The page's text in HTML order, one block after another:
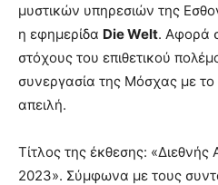
μυστικών υπηρεσιών της
η εφημερίδα Die Welt. Αφορά
στόχους του επιθετικού
συνεργασία της Μόσχας με το
απειλή.
Τίτλος της έκθεσης: «Διεθνής
2023». Σύμφωνα με τους